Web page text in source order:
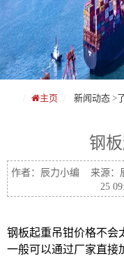
主页 新闻动态 >
钢
作者：辰力小编 来源：
25
钢板起重吊钳价格不会
一般可以通过厂家直接